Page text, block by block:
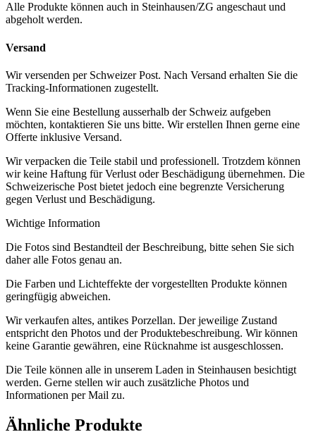
Alle Produkte können auch in Steinhausen/ZG angeschaut und
abgeholt werden.
Versand
Wir versenden per Schweizer Post. Nach Versand erhalten Sie die
Tracking-Informationen zugestellt.
Wenn Sie eine Bestellung ausserhalb der Schweiz aufgeben
möchten, kontaktieren Sie uns bitte. Wir erstellen Ihnen gerne eine
Offerte inklusive Versand.
Wir verpacken die Teile stabil und professionell. Trotzdem können
wir keine Haftung für Verlust oder Beschädigung übernehmen. Die
Schweizerische Post bietet jedoch eine begrenzte Versicherung
gegen Verlust und Beschädigung.
Wichtige Information
Die Fotos sind Bestandteil der Beschreibung, bitte sehen Sie sich
daher alle Fotos genau an.
Die Farben und Lichteffekte der vorgestellten Produkte können
geringfügig abweichen.
Wir verkaufen altes, antikes Porzellan. Der jeweilige Zustand
entspricht den Photos und der Produktebeschreibung. Wir können
keine Garantie gewähren, eine Rücknahme ist ausgeschlossen.
Die Teile können alle in unserem Laden in Steinhausen besichtigt
werden. Gerne stellen wir auch zusätzliche Photos und
Informationen per Mail zu.
Ähnliche Produkte